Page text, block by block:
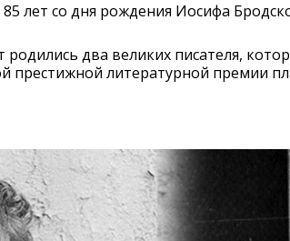
85 лет со дня рождения Иосифа
два великих писателя,
престижной литературной премии